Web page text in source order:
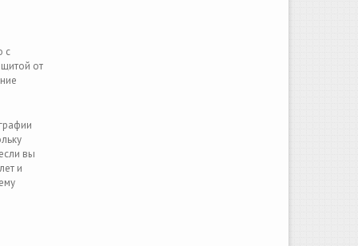
с
от
вы
и